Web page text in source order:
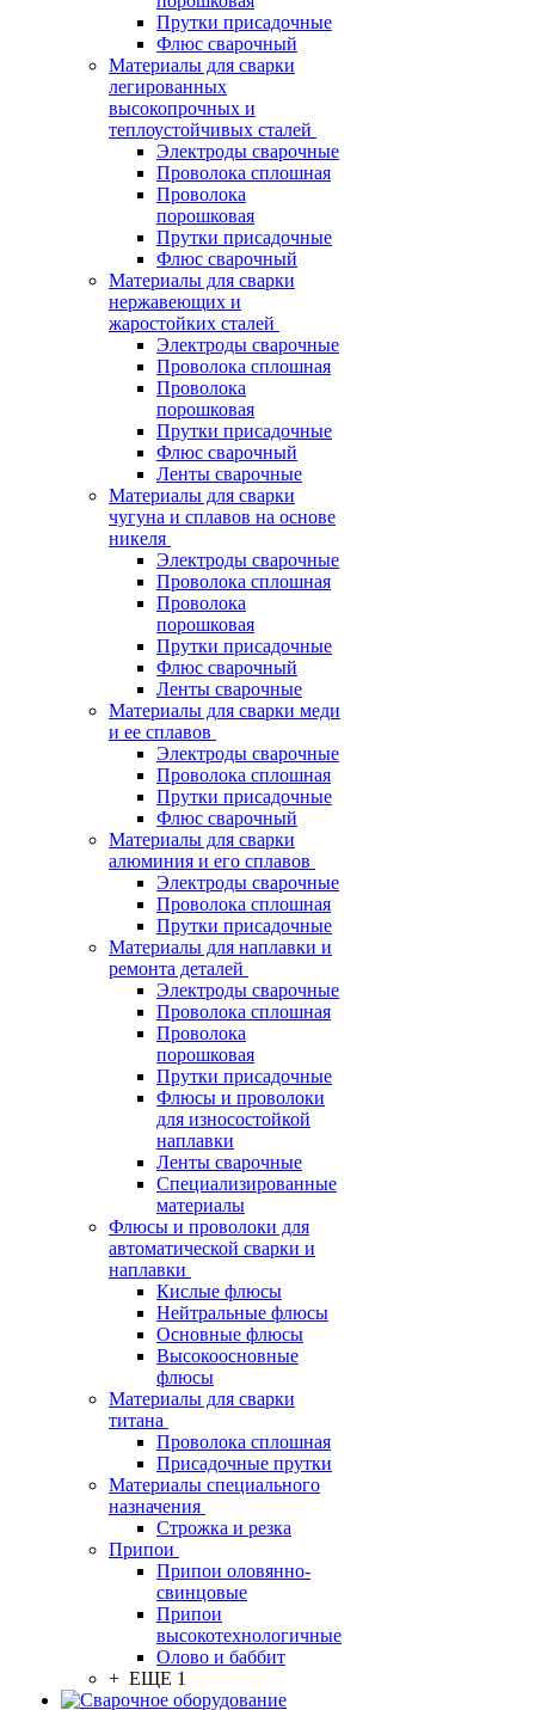
Прутки присадочные
Флюс сварочный
Материалы для сварки
легированных
высокопрочных и
теплоустойчивых сталей
Электроды сварочные
Проволока сплошная
Проволока
порошковая
Прутки присадочные
Флюс сварочный
Материалы для сварки
нержавеющих и
жаростойких сталей
Электроды сварочные
Проволока сплошная
Проволока
порошковая
Прутки присадочные
Флюс сварочный
Ленты сварочные
Материалы для сварки
чугуна и сплавов на основе
никеля
Электроды сварочные
Проволока сплошная
Проволока
порошковая
Прутки присадочные
Флюс сварочный
Ленты сварочные
Материалы для сварки меди
и ее сплавов
Электроды сварочные
Проволока сплошная
Прутки присадочные
Флюс сварочный
Материалы для сварки
алюминия и его сплавов
Электроды сварочные
Проволока сплошная
Прутки присадочные
Материалы для наплавки и
ремонта деталей
Электроды сварочные
Проволока сплошная
Проволока
порошковая
Прутки присадочные
Флюсы и проволоки
для износостойкой
наплавки
Ленты сварочные
Специализированные
материалы
Флюсы и проволоки для
автоматической сварки и
наплавки
Кислые флюсы
Нейтральные флюсы
Основные флюсы
Высокоосновные
флюсы
Материалы для сварки
титана
Проволока сплошная
Присадочные прутки
Материалы специального
назначения
Строжка и резка
Припои
Припои оловянно-
свинцовые
Припои
высокотехнологичные
Олово и баббит
+ ЕЩЕ 1